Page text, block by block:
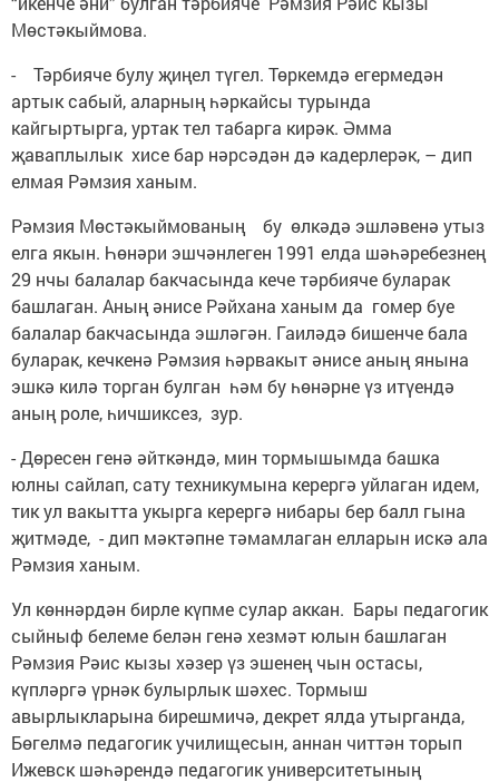
Мөстәкыймова.
- Тәрбияче булу җиңел түгел. Төркемдә егермедән
артык сабый, аларның һәркайсы турында
кайгыртырга, уртак тел табарга кирәк. Әмма
җаваплылык хисе бар нәрсәдән дә кадерлерәк, – дип
елмая Рәмзия ханым.
Рәмзия Мөстәкыймованың бу өлкәдә эшләвенә утыз
елга якын. Һөнәри эшчәнлеген 1991 елда шәһәребезнең
29 нчы балалар бакчасында кече тәрбияче буларак
башлаган. Аның әнисе Рәйхана ханым да гомер буе
балалар бакчасында эшләгән. Гаиләдә бишенче бала
буларак, кечкенә Рәмзия һәрвакыт әнисе аның янына
эшкә килә торган булган һәм бу һөнәрне үз итүендә
аның роле, һичшиксез, зур.
- Дөресен генә әйткәндә, мин тормышымда башка
юлны сайлап, сату техникумына керергә уйлаган идем,
тик ул вакытта укырга керергә нибары бер балл гына
җитмәде, - дип мәктәпне тәмамлаган елларын искә ала
Рәмзия ханым.
Ул көннәрдән бирле күпме сулар аккан. Бары педагогик
сыйныф белеме белән генә хезмәт юлын башлаган
Рәмзия Рәис кызы хәзер үз эшенең чын остасы,
күпләргә үрнәк булырлык шәхес. Тормыш
авырлыкларына бирешмичә, декрет ялда утырганда,
Бөгелмә педагогик училищесын, аннан читтән торып
Ижевск шәһәрендә педагогик университетының